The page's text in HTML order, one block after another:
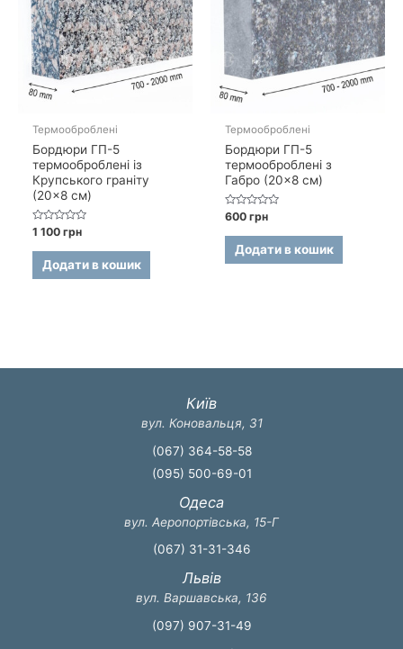
Термооброблені
Бордюри ГП-5
термооброблені із
Крупського граніту
(20×8 см)
Оцінено
0
1 100грн
Додати в кошик
Термооброблені
Бордюри ГП-5
термооброблені з
Габро (20×8 см)
Оцінено
0
600грн
Додати в кошик
Київ
вул. Коновальця, 31
(067) 364-58-58
(095) 500-69-01
Одеса
вул. Аеропортівська, 15-Г
(067) 31-31-346
Львів
вул. Варшавська, 136
(097) 907-31-49